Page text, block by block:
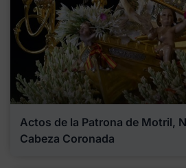
Actos de la Patrona de Motril,
Cabeza Coronada